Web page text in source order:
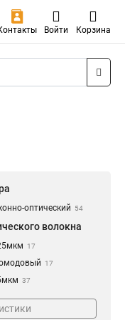
Войти Корзина
оптический 54
волокна
17
17
37
37